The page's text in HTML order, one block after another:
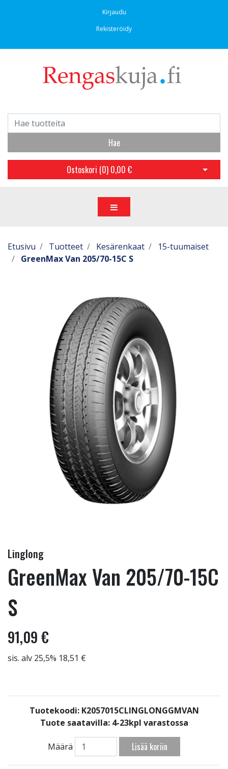
Kirjaudu
Rekisteröidy
Hae
Ostoskori (0) 0,00 € Avaa
Etusivu Tuotteet Kesärenkaat
15-tuumaiset
GreenMax Van 205/70-15C S
Linglong
GreenMax Van 205/70-15C
S
91,09 €
sis. alv 25,5% 18,51 €
Tuotekoodi: K2057015CLINGLONGGMVAN
Tuote saatavilla: 4-23kpl varastossa
Määrä Lisää koriin